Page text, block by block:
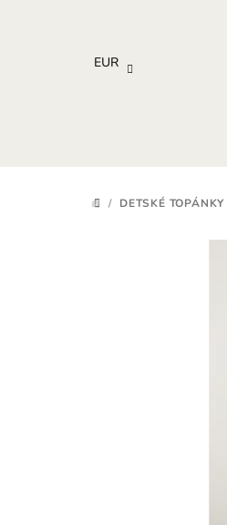
EUR
DOMOV
/ DETSKÉ TOPÁNKY